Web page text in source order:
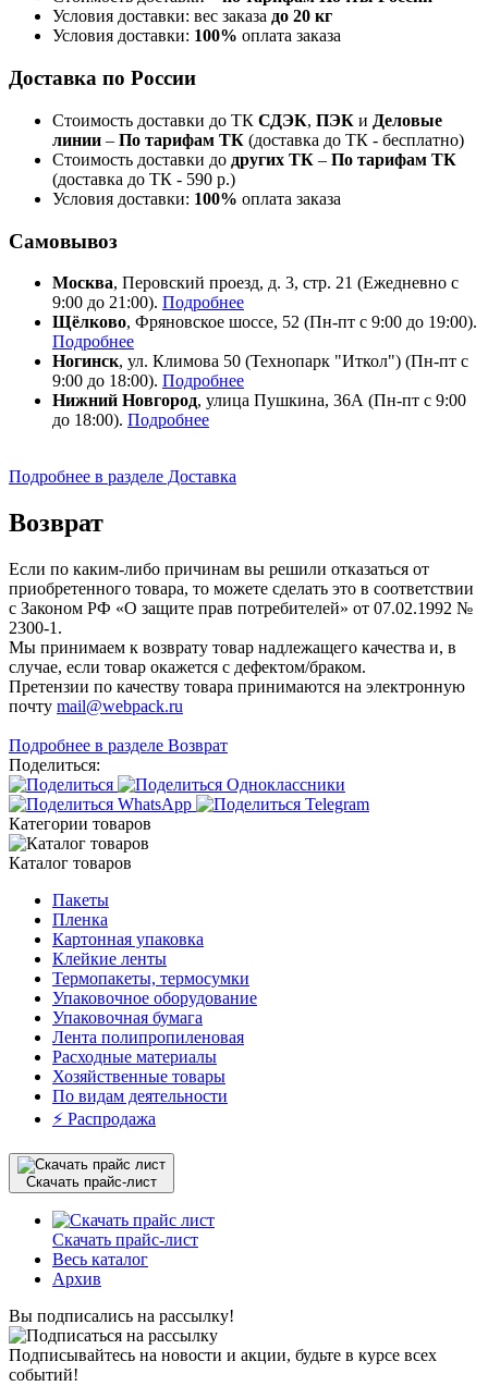
Условия доставки: вес заказа до 20 кг
Условия доставки: 100% оплата заказа
Доставка по России
Стоимость доставки до ТК СДЭК, ПЭК и Деловые
линии – По тарифам ТК (доставка до ТК - бесплатно)
Стоимость доставки до других ТК – По тарифам ТК
(доставка до ТК - 590 р.)
Условия доставки: 100% оплата заказа
Самовывоз
Москва, Перовский проезд, д. 3, стр. 21 (Ежедневно с
9:00 до 21:00). Подробнее
Щёлково, Фряновское шоссе, 52 (Пн-пт с 9:00 до 19:00).
Подробнее
Ногинск, ул. Климова 50 (​Технопарк "Иткол") (Пн-пт с
9:00 до 18:00). Подробнее
Нижний Новгород, улица Пушкина, 36А (Пн-пт с 9:00
до 18:00). Подробнее
Подробнее в разделе Доставка
Возврат
Если по каким-либо причинам вы решили отказаться от
приобретенного товара, то можете сделать это в соответствии
с Законом РФ «О защите прав потребителей» от 07.02.1992 №
2300-1.
Мы принимаем к возврату товар надлежащего качества и, в
случае, если товар окажется с дефектом/браком.
Претензии по качеству товара принимаются на электронную
почту mail@webpack.ru
Подробнее в разделе Возврат
Поделиться:
Категории товаров
Каталог товаров
Пакеты
Пленка
Картонная упаковка
Клейкие ленты
Термопакеты, термосумки
Упаковочное оборудование
Упаковочная бумага
Лента полипропиленовая
Расходные материалы
Хозяйственные товары
По видам деятельности
⚡️ Распродажа
Скачать прайс-лист
Скачать прайс-лист
Весь каталог
Архив
Вы подписались на рассылку!
Подписывайтесь на новости и акции, будьте в курсе всех
событий!